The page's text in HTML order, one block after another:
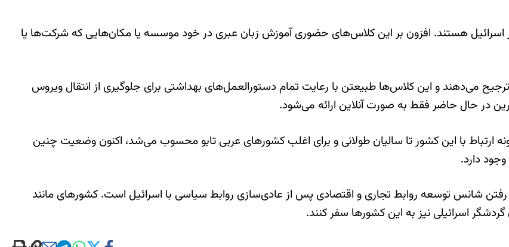
اسرائیل هستند. افزون بر این کلاس‌های حضوری آموزش زبان عبری در خود موسسه یا مکان‌هایی که شرکت‌ها یا
می‌دهند و این کلاس‌ها طبیعتن با رعایت تمام دستورالعمل‌های بهداشتی برای جلوگیری از انتقال ویروس
در حال حاضر فقط به صورت آنلاین ارائه می‌شود.
گزارش گرچه از زمان تاسیس اسرائیل در سال ۱۹۴۸ هر گونه ارتباط با این کشور تا سالیان طولانی و برای اغلب کشورهای عربی تابو محسوب می‌شد، اکنون وضعیت چنین
دارد.
شانس توسعه روابط تجاری و اقتصادی پس از عادی‌سازی روابط سیاسی با اسرائیل است. کشورهای مانند
اسرائیلی نیز به این کشورها سفر کنند.